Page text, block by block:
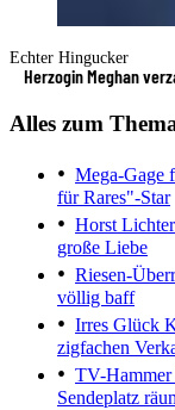
Echter Hingucker
Herzogin Meghan
Alles zum
Mega-Gage
für Rares"-Star
Horst
große Liebe
Riesen-
völlig baff
Irres Glück
zigfachen
TV-
Sendeplatz